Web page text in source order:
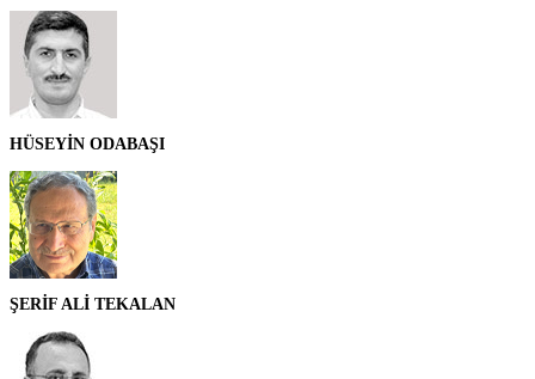
HÜSEYİN ODABAŞI
ŞERİF ALİ TEKALAN